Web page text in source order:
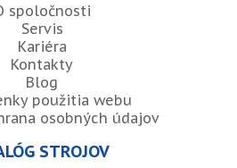
spoločnosti
Servis
Kariéra
Kontakty
Blog
použitia webu
osobných údajov
STROJOV